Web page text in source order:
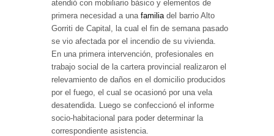
atendió con mobiliario básico y elementos de
primera necesidad a una familiadel barrio Alto
Gorriti de Capital, la cual el fin de semana pasado
se vio afectada por el incendio de su vivienda.
En una primera intervención, profesionales en
trabajo social de la cartera provincial realizaron el
relevamiento de daños en el domicilio producidos
por el fuego, el cual se ocasionó por una vela
desatendida. Luego se confeccionó el informe
socio-habitacional para poder determinar la
correspondiente asistencia.